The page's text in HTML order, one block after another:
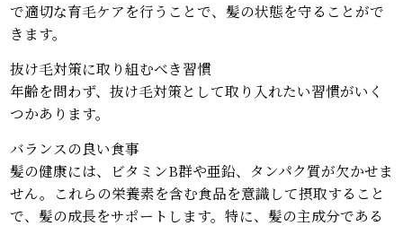
で適切な育毛ケアを行うことで、髪の状態を守ることがで
きます。
抜け毛対策に取り組むべき習慣
年齢を問わず、抜け毛対策として取り入れたい習慣がいく
つかあります。
バランスの良い食事
髪の健康には、ビタミンB群や亜鉛、タンパク質が欠かせま
せん。これらの栄養素を含む食品を意識して摂取すること
で、髪の成長をサポートします。特に、髪の主成分である